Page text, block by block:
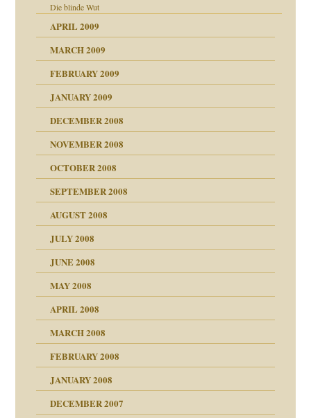
Die blinde Wut
APRIL 2009
MARCH 2009
FEBRUARY 2009
JANUARY 2009
DECEMBER 2008
NOVEMBER 2008
OCTOBER 2008
SEPTEMBER 2008
AUGUST 2008
JULY 2008
Juni 2008
JUNE 2008
und Staat
MAY 2008
APRIL 2008
MARCH 2008
FEBRUARY 2008
JANUARY 2008
DECEMBER 2007